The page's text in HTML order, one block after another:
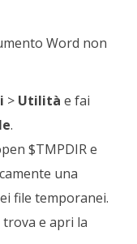
Word non
> Utilità e fai
.
$TMPDIR e
una
file temporanei.
e apri la